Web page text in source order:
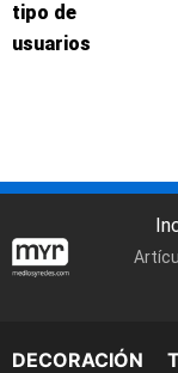
tipo de
usuarios
DECORACIÓN